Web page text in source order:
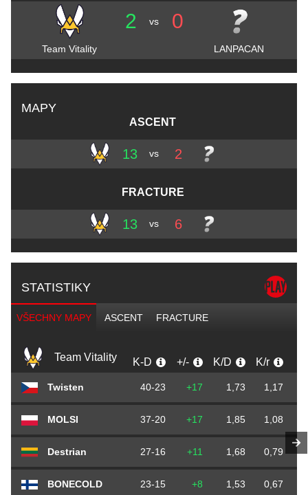
2 vs 0
Team Vitality LANPACAN
MAPY
ASCENT
13 vs 2
FRACTURE
13 vs 6
STATISTIKY
VŠECHNY MAPY ASCENT FRACTURE
Team Vitality K-D +/- K/D K/r
Twisten 40-23 +17 1,73 1,17
MOLSI 37-20 +17 1,85 1,08
Destrian 27-16 +11 1,68 0,79
BONECOLD 23-15 +8 1,53 0,67